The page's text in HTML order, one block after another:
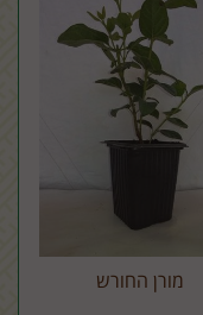
מורן החורש